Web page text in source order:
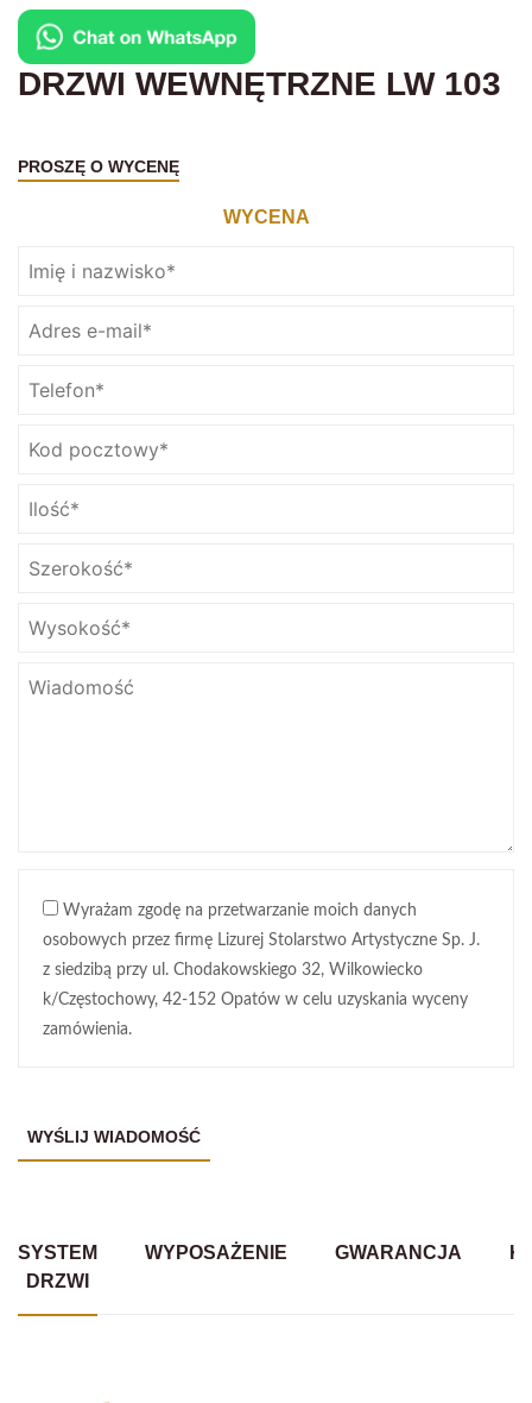
DRZWI WEWNĘTRZNE LW 103
PROSZĘ O WYCENĘ
WYCENA
Wyrażam zgodę na przetwarzanie moich danych
osobowych przez firmę Lizurej Stolarstwo Artystyczne Sp. J.
z siedzibą przy ul. Chodakowskiego 32, Wilkowiecko
k/Częstochowy, 42-152 Opatów w celu uzyskania wyceny
zamówienia.
SYSTEM
DRZWI
WYPOSAŻENIE GWARANCJA